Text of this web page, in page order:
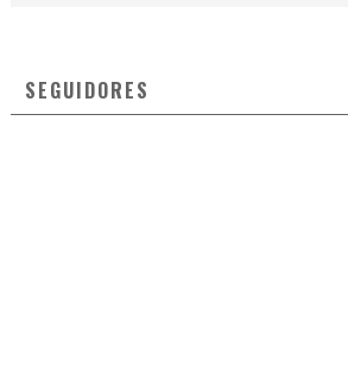
SEGUIDORES